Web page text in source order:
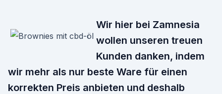
Wir hier bei Zamnesia
wollen unseren treuen
Kunden danken, indem
wir mehr als nur beste Ware für einen
korrekten Preis anbieten und deshalb